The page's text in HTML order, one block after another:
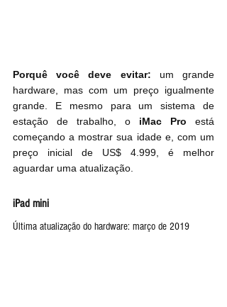
Porquê você deve evitar: um grande
hardware, mas com um preço igualmente
grande. E mesmo para um sistema de
estação de trabalho, o iMac Pro está
começando a mostrar sua idade e, com um
preço inicial de US$ 4.999, é melhor
aguardar uma atualização.
iPad mini
Última atualização do hardware: março de 2019